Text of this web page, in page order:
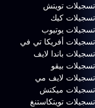
تسجيلات تويتش
تسجيلات كيك
تسجيلات يوتيوب
تسجيلات أفريكا تي في
تسجيلات باندا لايف
تسجيلات بيقو
تسجيلات لايف مي
تسجيلات ميكتش
تسجيلات تويتكاستنغ